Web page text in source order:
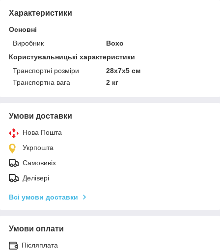
Характеристики
Основні
Виробник
Boxo
Користувальницькі характеристики
Транспортні розміри
28x7x5 см
Транспортна вага
2 кг
Умови доставки
Нова Пошта
Укрпошта
Самовивіз
Делівері
Всі умови доставки
Умови оплати
Післяплата